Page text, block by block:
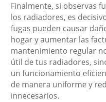
Finalmente, si observas
los radiadores, es
fugas pueden causar
hogar y aumentar las
mantenimiento regular
útil de tus radiadores,
un funcionamiento
de manera uniforme y
innecesarios.